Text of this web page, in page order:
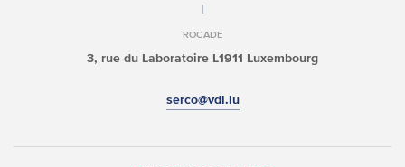
ROCADE
3, rue du Laboratoire L1911 Luxembourg
serco@vdl.lu